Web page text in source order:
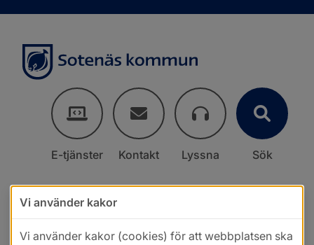
E-tjänster Kontakt Lyssna Sök
Vi använder kakor
Vi använder kakor (cookies) för att webbplatsen ska